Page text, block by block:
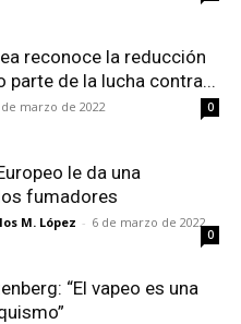
reconoce la reducción
parte de la lucha contra...
marzo de 2022 0
le da una
fumadores
M. López - 6 de marzo de 2022
0
“El vapeo es una